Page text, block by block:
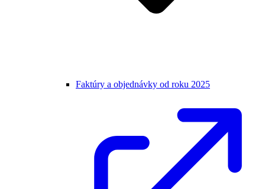
Faktúry a objednávky od roku 2025